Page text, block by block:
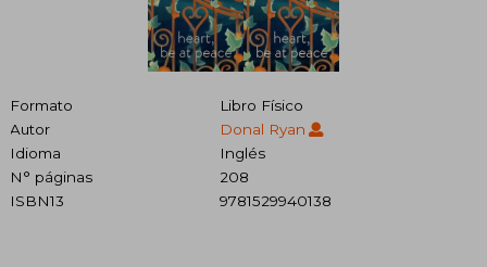
Formato
Libro Físico
Autor
Donal Ryan
Idioma
Inglés
N° páginas
208
ISBN13
9781529940138